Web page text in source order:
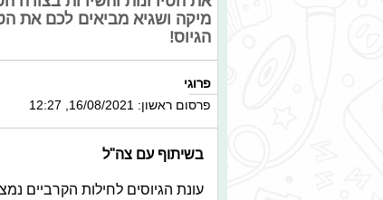
מיקה ושגיא מביאים לכם את
הגיוס!
פרוגי
פרסום ראשון: 16/08/2021, 12:27
בשיתוף עם צה"ל
עונת הגיוסים לחילות הקרביים